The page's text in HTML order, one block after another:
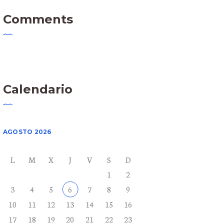
Comments
Calendario
AGOSTO 2026
L M X J V S
D
1
2
3
4 5 6 7 8
9
10
11 12 13 14 15
16
17
18 19 20 21 22 23